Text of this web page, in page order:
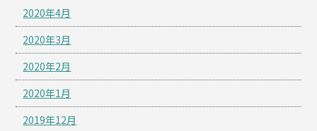
2020年4月
2020年3月
2020年2月
2020年1月
2019年12月